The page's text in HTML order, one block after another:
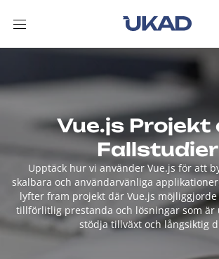
Vue.js Projekt
Fallstudier
Upptäck hur vi använder Vue.js för att
skalbara och användarvänliga
lyfter fram projekt där Vue.js
tillförlitlig prestanda och lösningar som
stödja tillväxt och långsiktig